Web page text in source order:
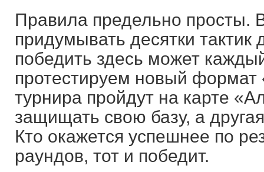
Правила предельно просты.
придумывать десятки тактик
победить здесь может
протестируем новый формат
турнира пройдут на карте
защищать свою базу, а
Кто окажется успешнее по
раундов, тот и победит.